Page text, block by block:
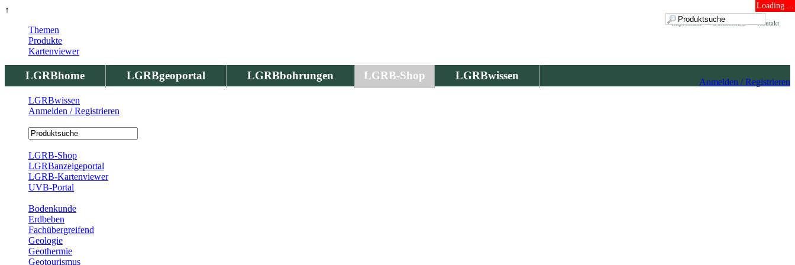
↑ Loading ...
Kontakt
Datenschutz
Impressum
LGRBhome LGRBgeoportal LGRBbohrungen LGRB-Shop LGRBwissen
Anmelden / Registrieren
Themen
Produkte
Kartenviewer
LGRBwissen
Anmelden / Registrieren
LGRB-Shop
LGRBanzeigeportal
LGRB-Kartenviewer
UVB-Portal
Bodenkunde
Erdbeben
Fachübergreifend
Geologie
Geothermie
Geotourismus